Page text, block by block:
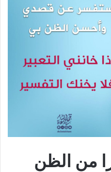
من الظن